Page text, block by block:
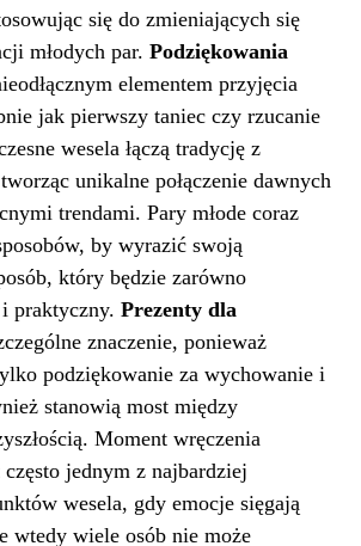
się do zmieniających się
młodych par. Podziękowania
elementem przyjęcia
jak pierwszy taniec czy rzucanie
wesela łączą tradycję z
unikalne połączenie dawnych
trendami. Pary młode coraz
by wyrazić swoją
który będzie zarówno
praktyczny. Prezenty dla
znaczenie, ponieważ
podziękowanie za wychowanie i
stanowią most między
Moment wręczenia
jednym z najbardziej
wesela, gdy emocje sięgają
wtedy wiele osób nie może